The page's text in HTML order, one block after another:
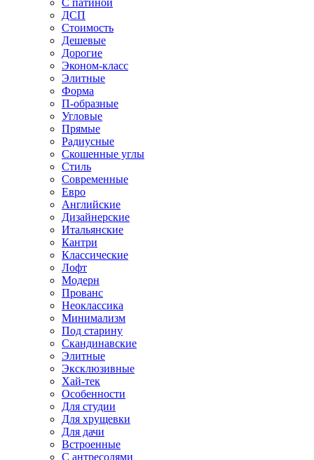
С патиной
ДСП
Стоимость
Дешевые
Дорогие
Эконом-класс
Элитные
Форма
П-образные
Угловые
Прямые
Радиусные
Скошенные углы
Стиль
Современные
Евро
Английские
Дизайнерские
Итальянские
Кантри
Классические
Лофт
Модерн
Прованс
Неоклассика
Минимализм
Под старину
Скандинавские
Элитные
Эксклюзивные
Хай-тек
Особенности
Для студии
Для хрущевки
Для дачи
Встроенные
С антресолями